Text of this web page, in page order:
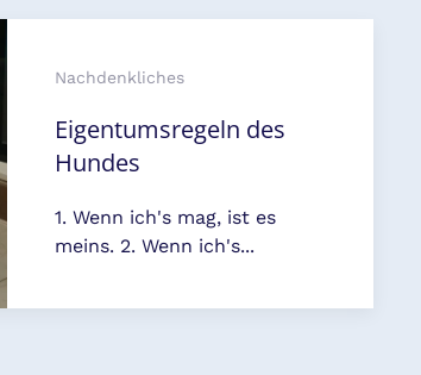
Nachdenkliches
Eigentumsregeln des
Hundes
1. Wenn ich's mag, ist es
meins. 2. Wenn ich's...